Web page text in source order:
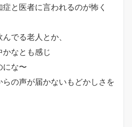
症と医者に言われるのが怖く
でる老人とか、
かなとも感じ
にな〜
らの声が届かないもどかしさを